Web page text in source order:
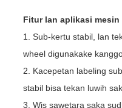
Fitur lan aplikasi
1. Sub-kertu stabil, lan
wheel digunakake
2. Kacepetan labeling
stabil bisa tekan luwih
3. Wis sawetara saka